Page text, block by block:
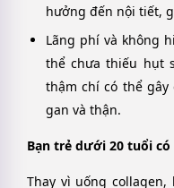
hưởng đến nội tiết,
Lãng phí và không
thể chưa thiếu hụt
thậm chí có thể
gan và thận.
Bạn trẻ dưới 20 tuổi
Thay vì uống